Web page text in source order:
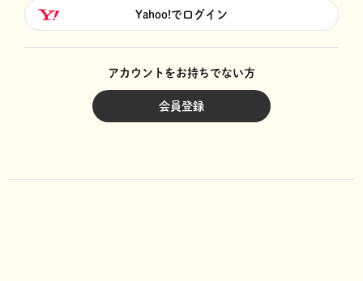
Yahoo!でログイン
アカウントをお持ちでない方
会員登録